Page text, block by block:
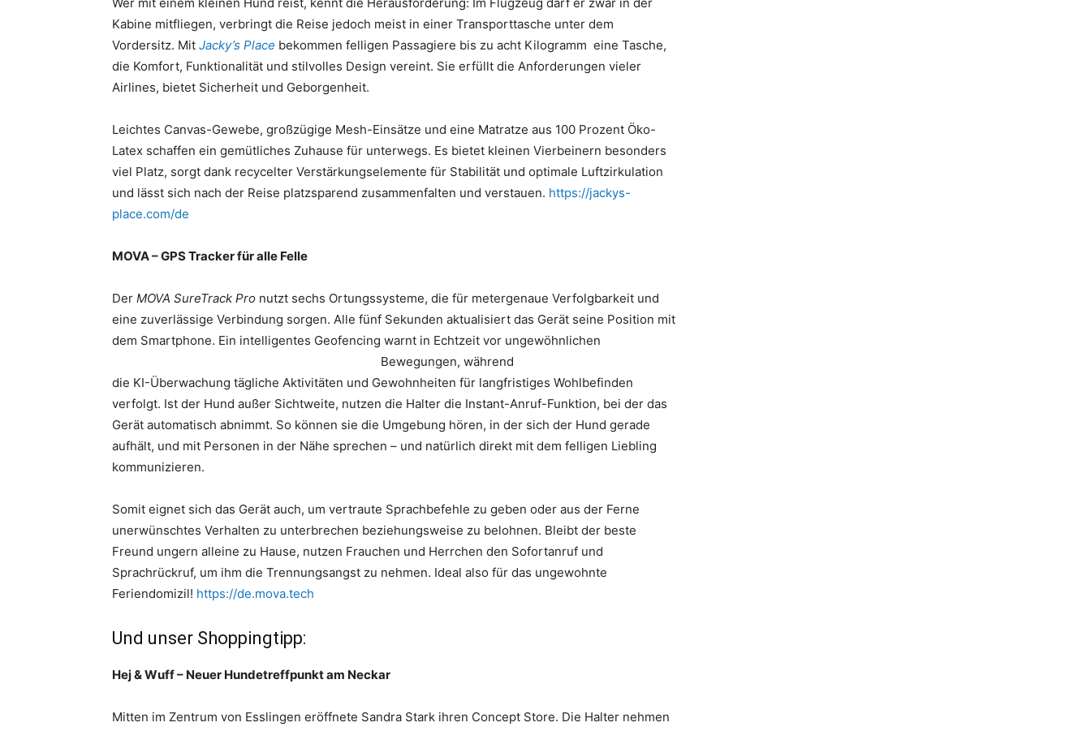
Kabine mitfliegen, verbringt die Reise jedoch meist in einer Transport­tasche unter dem
Vordersitz. Mit Jacky’s Place bekommen felligen Passagiere bis zu acht Kilogramm eine Tasche,
die Komfort, Funktionalität und stilvolles Design vereint. Sie erfüllt die Anforderungen vieler
Airlines, bietet Sicherheit und Geborgenheit.
Leichtes Canvas-Gewebe, großzügige Mesh-Einsätze und eine Matratze aus 100 Prozent Öko-
Latex schaffen ein gemütliches Zuhause für unterwegs. Es bietet kleinen Vierbeinern besonders
viel Platz, sorgt dank recycelter Verstärkungselemente für Stabilität und optimale Luftzirkulation
und lässt sich nach der Reise platzsparend zusammenfalten und verstauen. https://jackys-
place.com/de
MOVA – GPS Tracker für alle Felle
Der MOVA SureTrack Pro nutzt sechs Ortungssysteme, die für metergenaue Verfolgbarkeit und
eine zuverlässige Verbindung sorgen. Alle fünf Sekunden aktualisiert das Gerät seine Position mit
dem Smartphone. Ein intelligentes Geofencing warnt in Echtzeit vor ungewöhnlichen
Bewegungen, während
die KI-Überwachung tägliche Aktivitäten und Gewohnheiten für langfristiges Wohlbefinden
verfolgt. Ist der Hund außer Sichtweite, nutzen die Halter die Instant-Anruf-Funktion, bei der das
Gerät automatisch abnimmt. So können sie die Umgebung hören, in der sich der Hund gerade
aufhält, und mit Personen in der Nähe sprechen – und natürlich direkt mit dem felligen Liebling
kommunizieren.
Somit eignet sich das Gerät auch, um vertraute Sprachbefehle zu geben oder aus der Ferne
unerwünschtes Verhalten zu unterbrechen beziehungsweise zu belohnen. Bleibt der beste
Freund ungern alleine zu Hause, nutzen Frauchen und Herrchen den Sofortanruf und
Sprachrückruf, um ihm die Trennungsangst zu nehmen. Ideal also für das ungewohnte
Feriendomizil! https://de.mova.tech
Und unser Shoppingtipp:
Hej & Wuff – Neuer Hundetreffpunkt am Neckar
Mitten im Zentrum von Esslingen eröffnete Sandra Stark ihren Concept Store. Die Halter nehmen